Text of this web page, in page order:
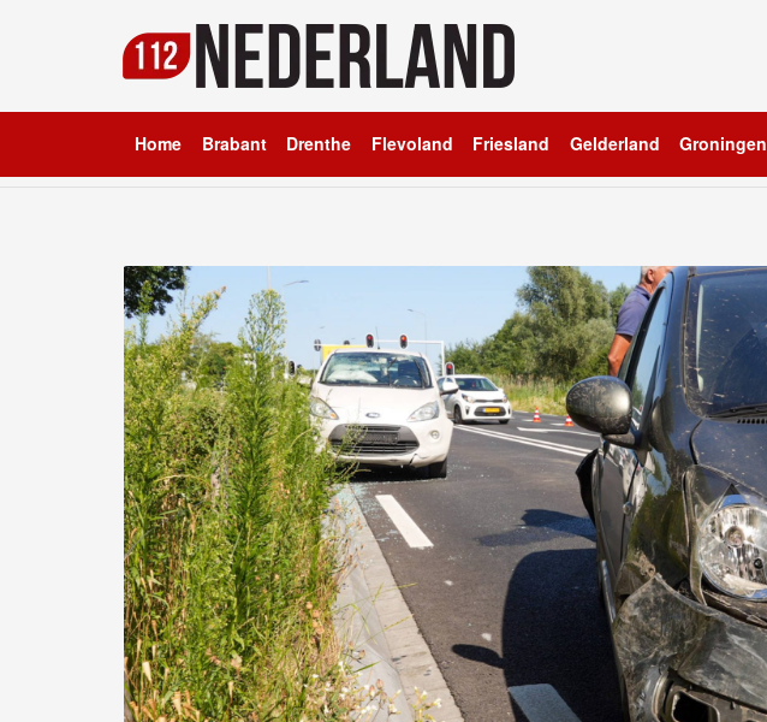
Home Brabant Drenthe Flevoland Friesland Gelderland Groningen